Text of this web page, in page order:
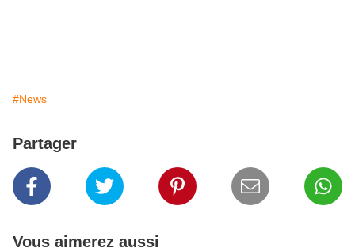
#News
Partager
Vous aimerez aussi